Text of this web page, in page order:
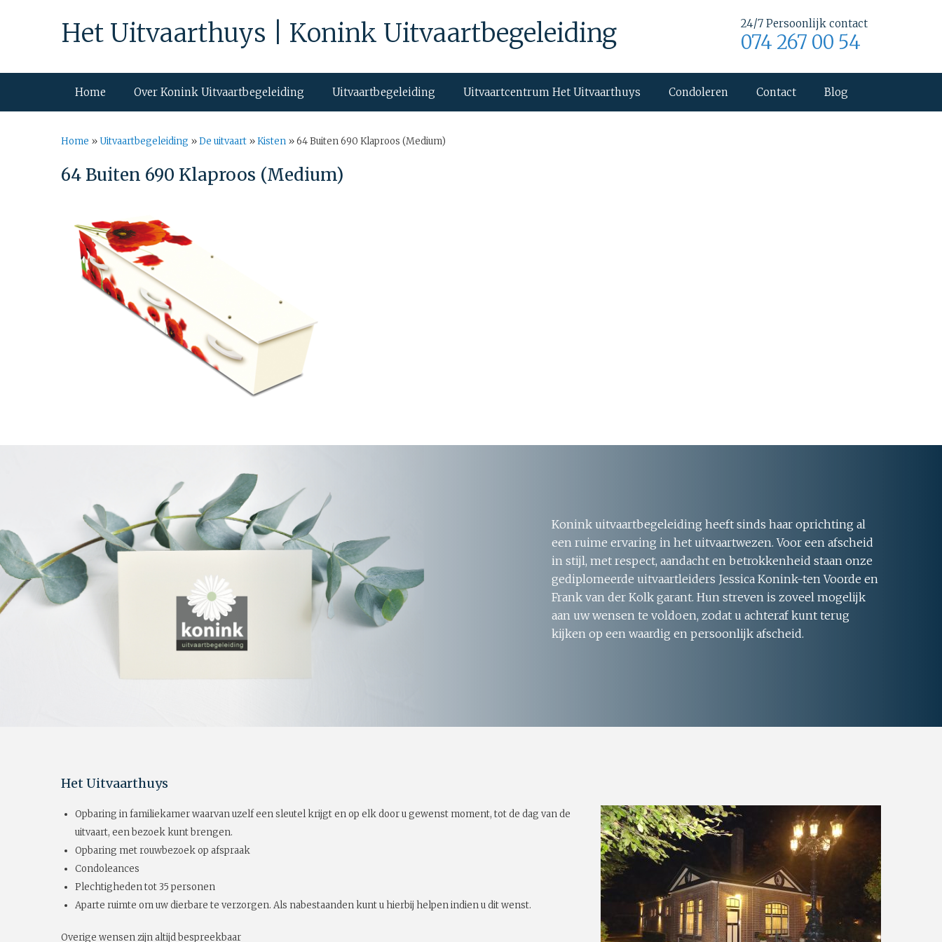
Het Uitvaarthuys | Konink Uitvaartbegeleiding 24/7 Persoonlijk contact
074 267 00 54
Home Over Konink Uitvaartbegeleiding Uitvaartbegeleiding Uitvaartcentrum Het Uitvaarthuys Condoleren Contact Blog
Home »Uitvaartbegeleiding »De uitvaart »Kisten »64 Buiten 690 Klaproos (Medium)
64 Buiten 690 Klaproos (Medium)
Konink uitvaartbegeleiding heeft sinds haar oprichting al
een ruime ervaring in het uitvaartwezen. Voor een afscheid
in stijl, met respect, aandacht en betrokkenheid staan onze
gediplomeerde uitvaartleiders Jessica Konink-ten Voorde en
Frank van der Kolk garant. Hun streven is zoveel mogelijk
aan uw wensen te voldoen, zodat u achteraf kunt terug
kijken op een waardig en persoonlijk afscheid.
Het Uitvaarthuys
Opbaring in familiekamer waarvan uzelf een sleutel krijgt en op elk door u gewenst moment, tot de dag van de
uitvaart, een bezoek kunt brengen.
Opbaring met rouwbezoek op afspraak
Condoleances
Plechtigheden tot 35 personen
Aparte ruimte om uw dierbare te verzorgen. Als nabestaanden kunt u hierbij helpen indien u dit wenst.
Overige wensen zijn altijd bespreekbaar